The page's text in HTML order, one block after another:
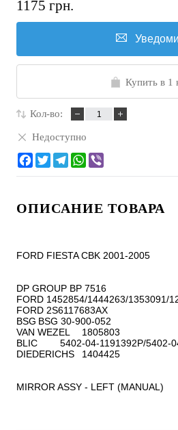
1175 грн.
Купить в 1
Кол-во:
Недоступно
ОПИСАНИЕ ТОВАРА
FORD FIESTA CBK 2001-2005
DP GROUP BP 7516
FORD 1452854/1444263/1353091/
FORD 2S6117683AX
BSG	BSG 30-900-052
VAN WEZEL	1805803
BLIC	5402-04-1191392P/5402-04-1112387P
DIEDERICHS	1404425
MIRROR ASSY - LEFT (MANUAL)